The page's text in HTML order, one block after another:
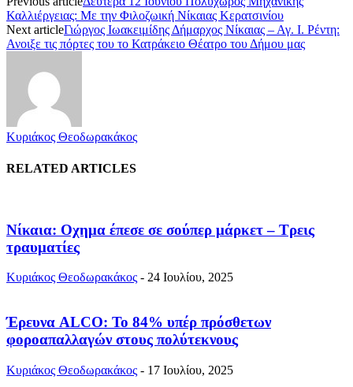
Καλλιέργειας: Με την Φιλοζωική Νίκαιας Κερατσινίου
Next articleΓιώργος Ιωακειμίδης Δήμαρχος Νίκαιας – Αγ. Ι. Ρέντη:
Ανοιξε τις πόρτες του το Κατράκειο Θέατρο του Δήμου μας
Κυριάκος Θεοδωρακάκος
RELATED ARTICLES
Νίκαια: Οχημα έπεσε σε σούπερ μάρκετ – Τρεις
τραυματίες
Κυριάκος Θεοδωρακάκος - 24 Ιουλίου, 2025
Έρευνα ALCO: Το 84% υπέρ πρόσθετων
φοροαπαλλαγών στους πολύτεκνους
Κυριάκος Θεοδωρακάκος - 17 Ιουλίου, 2025